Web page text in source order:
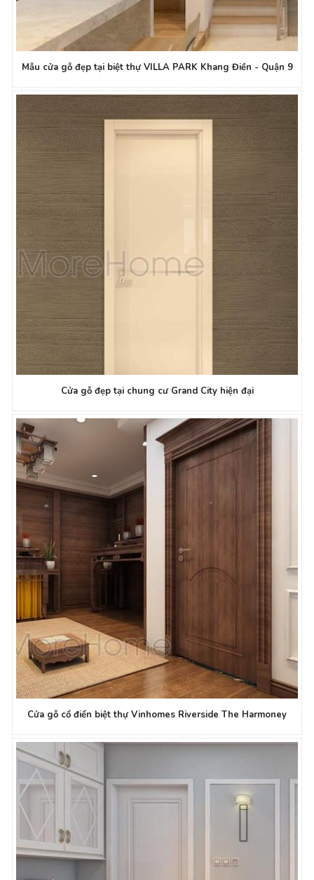
Mẫu cửa gỗ đẹp tại biệt thự VILLA PARK Khang Điền - Quận 9
Cửa gỗ đẹp tại chung cư Grand City hiện đại
Cửa gỗ cổ điển biệt thự Vinhomes Riverside The Harmoney